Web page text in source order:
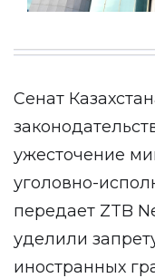
Сенат
ужесточение
уголовно-
передает ZTB
уделили
иностранных